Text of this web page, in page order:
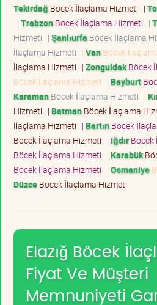
Tekirdağ Böcek İlaçlama Hizmeti |
| TrabzonBöcek İlaçlama Hizmeti |
Hizmeti | Şanlıurfa Böcek İlaçlama
İlaçlama Hizmeti | VanBöcek
İlaçlama Hizmeti | ZonguldakBöcek
Böcek İlaçlama Hizmeti | Bayburt
KaramanBöcek İlaçlama Hizmeti |
Hizmeti | BatmanBöcek İlaçlama
İlaçlama Hizmeti | BartınBöcek
Böcek İlaçlama Hizmeti | IğdırBöcek
Böcek İlaçlama Hizmeti | Karabük
Böcek İlaçlama Hizmeti | Osmaniye
DüzceBöcek İlaçlama Hizmeti
Elazığ Böcek
Fiyat Ve Müşteri
Memnuniyeti